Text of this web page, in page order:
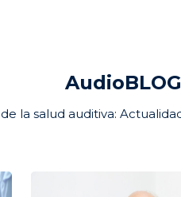
la salud auditiva: